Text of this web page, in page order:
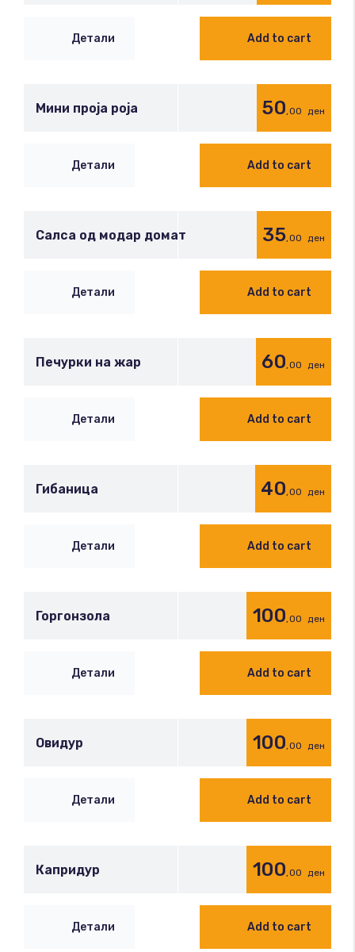
Детали Add to cart
Мини проја роја 50,00 ден
Детали Add to cart
Салса од модар домат 35,00 ден
Детали Add to cart
Печурки на жар 60,00 ден
Детали Add to cart
Гибаница 40,00 ден
Детали Add to cart
Горгонзола 100,00 ден
Детали Add to cart
Овидур 100,00 ден
Детали Add to cart
Капридур 100,00 ден
Детали Add to cart